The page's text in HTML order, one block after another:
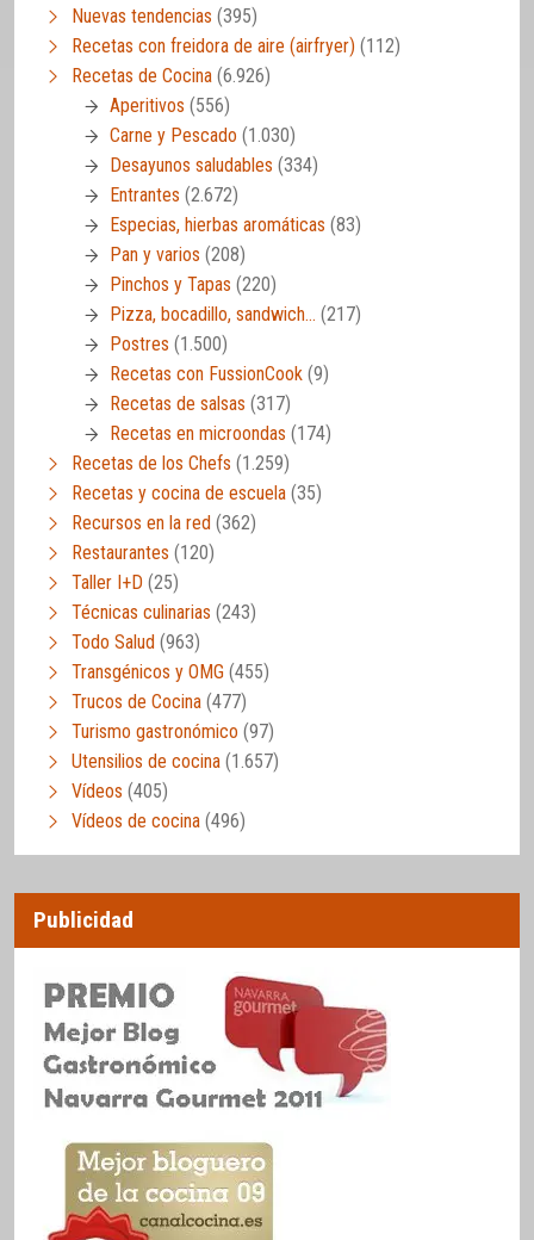
Nuevas tendencias (395)
Recetas con freidora de aire (airfryer) (112)
Recetas de Cocina (6.926)
Aperitivos (556)
Carne y Pescado (1.030)
Desayunos saludables (334)
Entrantes (2.672)
Especias, hierbas aromáticas (83)
Pan y varios (208)
Pinchos y Tapas (220)
Pizza, bocadillo, sandwich… (217)
Postres (1.500)
Recetas con FussionCook (9)
Recetas de salsas (317)
Recetas en microondas (174)
Recetas de los Chefs (1.259)
Recetas y cocina de escuela (35)
Recursos en la red (362)
Restaurantes (120)
Taller I+D (25)
Técnicas culinarias (243)
Todo Salud (963)
Transgénicos y OMG (455)
Trucos de Cocina (477)
Turismo gastronómico (97)
Utensilios de cocina (1.657)
Vídeos (405)
Vídeos de cocina (496)
Publicidad